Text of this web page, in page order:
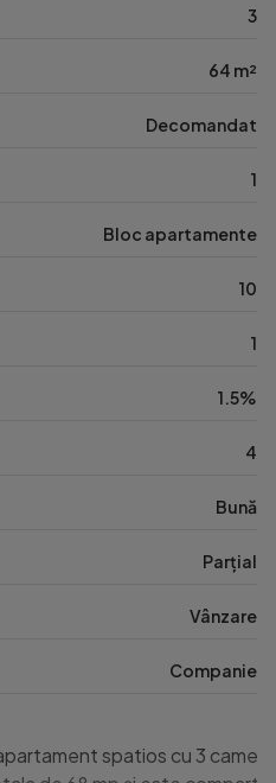
3
64 m²
Decomandat
1
Bloc apartamente
10
1
1.5%
4
Bună
Parțial
Vânzare
Companie
spatios cu 3